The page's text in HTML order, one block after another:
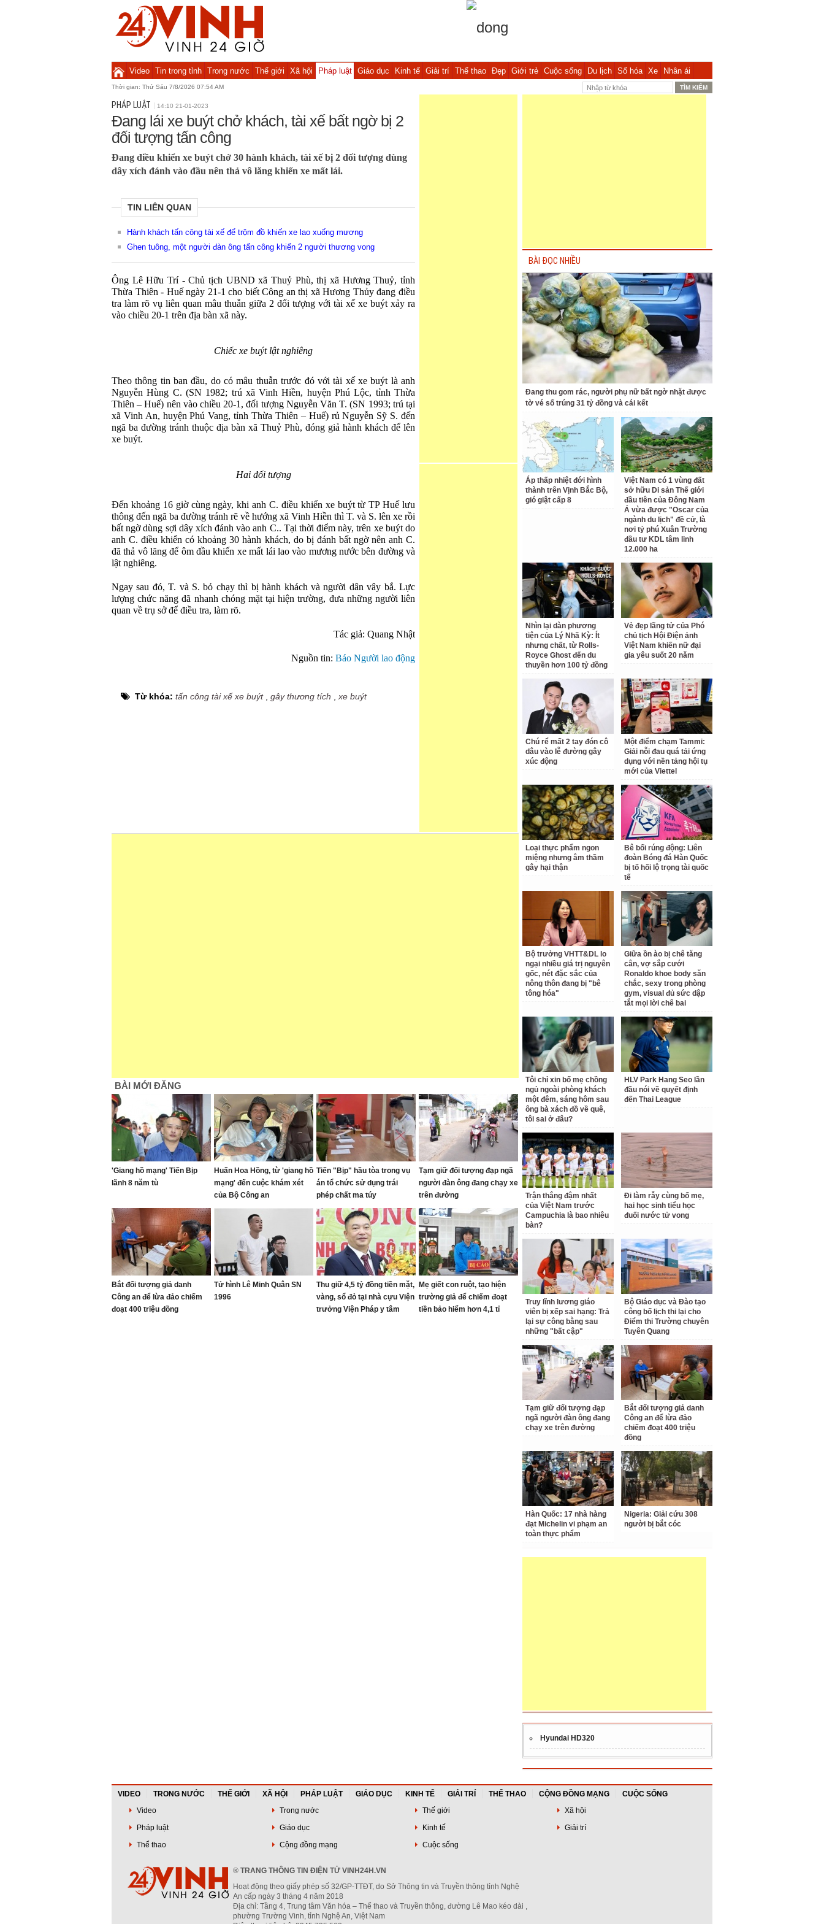
Video Tin trong tỉnh Trong nước Thế giới Xã hội Pháp luật Giáo dục Kinh tế Giải trí Thể thao Đẹp Giới trẻ Cuộc sống Du lịch Số hóa Xe Nhân ái
Thời gian: Thứ Sáu 7/8/2026 07:54 AM
PHÁP LUẬT 14:10 21-01-2023
Đang lái xe buýt chở khách, tài xế bất ngờ bị 2
đối tượng tấn công
Đang điều khiển xe buýt chở 30 hành khách, tài xế bị 2 đối tượng dùng
dây xích đánh vào đầu nên thả vô lăng khiến xe mất lái.
TIN LIÊN QUAN
Hành khách tấn công tài xế để trộm đồ khiến xe lao xuống mương
Ghen tuông, một người đàn ông tấn công khiến 2 người thương vong
Ông Lê Hữu Trí - Chủ tịch UBND xã Thuỷ Phù, thị xã Hương Thuỷ, tỉnh
Thừa Thiên - Huế ngày 21-1 cho biết Công an thị xã Hương Thủy đang điều
tra làm rõ vụ liên quan mâu thuẫn giữa 2 đối tượng với tài xế xe buýt xảy ra
vào chiều 20-1 trên địa bàn xã này.
Chiếc xe buýt lật nghiêng
Theo thông tin ban đầu, do có mâu thuẫn trước đó với tài xế xe buýt là anh
Nguyễn Hùng C. (SN 1982; trú xã Vinh Hiền, huyện Phú Lộc, tỉnh Thừa
Thiên – Huế) nên vào chiều 20-1, đối tượng Nguyễn Văn T. (SN 1993; trú tại
xã Vinh An, huyện Phú Vang, tỉnh Thừa Thiên – Huế) rủ Nguyễn Sỹ S. đến
ngã ba đường tránh thuộc địa bàn xã Thuỷ Phù, đóng giả hành khách để lên
xe buýt.
Hai đối tượng
Đến khoảng 16 giờ cùng ngày, khi anh C. điều khiển xe buýt từ TP Huế lưu
thông đến ngã ba đường tránh rẽ về hướng xã Vinh Hiền thì T. và S. lên xe rồi
bất ngờ dùng sợi dây xích đánh vào anh C.. Tại thời điểm này, trên xe buýt do
anh C. điều khiển có khoảng 30 hành khách, do bị đánh bất ngờ nên anh C.
đã thả vô lăng để ôm đầu khiến xe mất lái lao vào mương nước bên đường và
lật nghiêng.
Ngay sau đó, T. và S. bỏ chạy thì bị hành khách và người dân vây bắ. Lực
lượng chức năng đã nhanh chóng mặt tại hiện trường, đưa những người liên
quan về trụ sở để điều tra, làm rõ.
Tác giả: Quang Nhật
Nguồn tin: Báo Người lao động
Từ khóa: tấn công tài xế xe buýt, gây thương tích xe buýt
BÀI MỚI ĐĂNG
'Giang hồ mạng' Tiến Bịp
lãnh 8 năm tù
Huấn Hoa Hồng, từ 'giang hồ
mạng' đến cuộc khám xét
của Bộ Công an
Tiến "Bịp" hầu tòa trong vụ
án tổ chức sử dụng trái
phép chất ma túy
Tạm giữ đối tượng đạp ngã
người đàn ông đang chạy xe
trên đường
Bắt đối tượng giả danh
Công an để lừa đảo chiếm
đoạt 400 triệu đồng
Tử hình Lê Minh Quân SN
1996
Thu giữ 4,5 tỷ đồng tiền mặt,
vàng, sổ đỏ tại nhà cựu Viện
trưởng Viện Pháp y tâm
Mẹ giết con ruột, tạo hiện
trường giả để chiếm đoạt
tiền bảo hiểm hơn 4,1 tỉ
BÀI ĐỌC NHIỀU
Đang thu gom rác, người phụ nữ bất ngờ nhặt được
tờ vé số trúng 31 tỷ đồng và cái kết
Áp thấp nhiệt đới hình
thành trên Vịnh Bắc Bộ,
gió giật cấp 8
Việt Nam có 1 vùng đất
sở hữu Di sản Thế giới
đầu tiên của Đông Nam
Á vừa được "Oscar của
ngành du lịch" đề cử, là
nơi tỷ phú Xuân Trường
đầu tư KDL tâm linh
12.000 ha
Nhìn lại dàn phương
tiện của Lý Nhã Kỳ: Ít
nhưng chất, từ Rolls-
Royce Ghost đến du
thuyền hơn 100 tỷ đồng
Vẻ đẹp lãng tử của Phó
chủ tịch Hội Điện ảnh
Việt Nam khiến nữ đại
gia yêu suốt 20 năm
Chú rể mất 2 tay đón cô
dâu vào lễ đường gây
xúc động
Một điểm chạm Tammi:
Giải nỗi đau quá tải ứng
dụng với nền tảng hội tụ
mới của Viettel
Loại thực phẩm ngon
miệng nhưng âm thầm
gây hại thận
Bê bối rúng động: Liên
đoàn Bóng đá Hàn Quốc
bị tố hối lộ trọng tài quốc
tế
Bộ trưởng VHTT&DL lo
ngại nhiều giá trị nguyên
gốc, nét đặc sắc của
nông thôn đang bị "bê
tông hóa"
Giữa ồn ào bị chê tăng
cân, vợ sắp cưới
Ronaldo khoe body săn
chắc, sexy trong phòng
gym, visual đủ sức dập
tắt mọi lời chê bai
Tôi chỉ xin bố mẹ chồng
ngủ ngoài phòng khách
một đêm, sáng hôm sau
ông bà xách đồ về quê,
tôi sai ở đâu?
HLV Park Hang Seo lần
đầu nói về quyết định
đến Thai League
Trận thắng đậm nhất
của Việt Nam trước
Campuchia là bao nhiêu
bàn?
Đi làm rẫy cùng bố mẹ,
hai học sinh tiểu học
đuối nước tử vong
Truy lĩnh lương giáo
viên bị xếp sai hạng: Trả
lại sự công bằng sau
những "bất cập"
Bộ Giáo dục và Đào tạo
công bố lịch thi lại cho
Điểm thi Trường chuyên
Tuyên Quang
Tạm giữ đối tượng đạp
ngã người đàn ông đang
chạy xe trên đường
Bắt đối tượng giả danh
Công an để lừa đảo
chiếm đoạt 400 triệu
đồng
Hàn Quốc: 17 nhà hàng
đạt Michelin vi phạm an
toàn thực phẩm
Nigeria: Giải cứu 308
người bị bắt cóc
Hyundai HD320
VIDEO TRONG NƯỚC THẾ GIỚI XÃ HỘI PHÁP LUẬT GIÁO DỤC KINH TẾ GIẢI TRÍ THỂ THAO CỘNG ĐỒNG MẠNG
CUỘC SỐNG
Video
Trong nước Thế giới
Xã hội
Pháp luật
Giáo dục Kinh tế
Giải trí
Thể thao
Cộng đồng mạng Cuộc sống
® TRANG THÔNG TIN ĐIỆN TỬ VINH24H.VN
Hoạt động theo giấy phép số 32/GP-TTĐT, do Sở Thông tin và Truyền thông tỉnh Nghệ
An cấp ngày 3 tháng 4 năm 2018
Địa chỉ: Tầng 4, Trung tâm Văn hóa – Thể thao và Truyền thông, đường Lê Mao kéo dài ,
phường Trường Vinh, tỉnh Nghệ An, Việt Nam